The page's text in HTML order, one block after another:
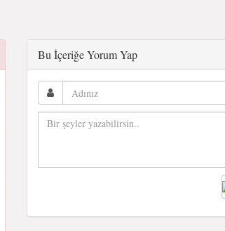
Bu İçeriğe Yorum Yap